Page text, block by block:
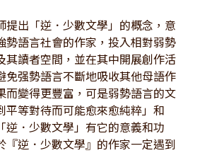
提出「逆．少數文學」的概念，意
勢語言社會的作家，投入相對弱勢
其讀者空間，並在其中開展創作活
免强勢語言不斷地吸收其他母語作
而變得更豐富，可是弱勢語言的文
平等對待而可能愈來愈純粹」和
逆．少數文學」有它的意義和功
『逆．少數文學』的作家一定遇到